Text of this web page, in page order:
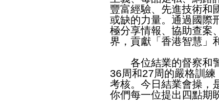
豐富經驗、先進技術和
或缺的力量。通過國際
極分享情報、協助查案
界，貢獻「香港智慧」
各位結業的督察和警
36周和27周的嚴格訓
考核。今日結業會操，
你們每一位提出四點期